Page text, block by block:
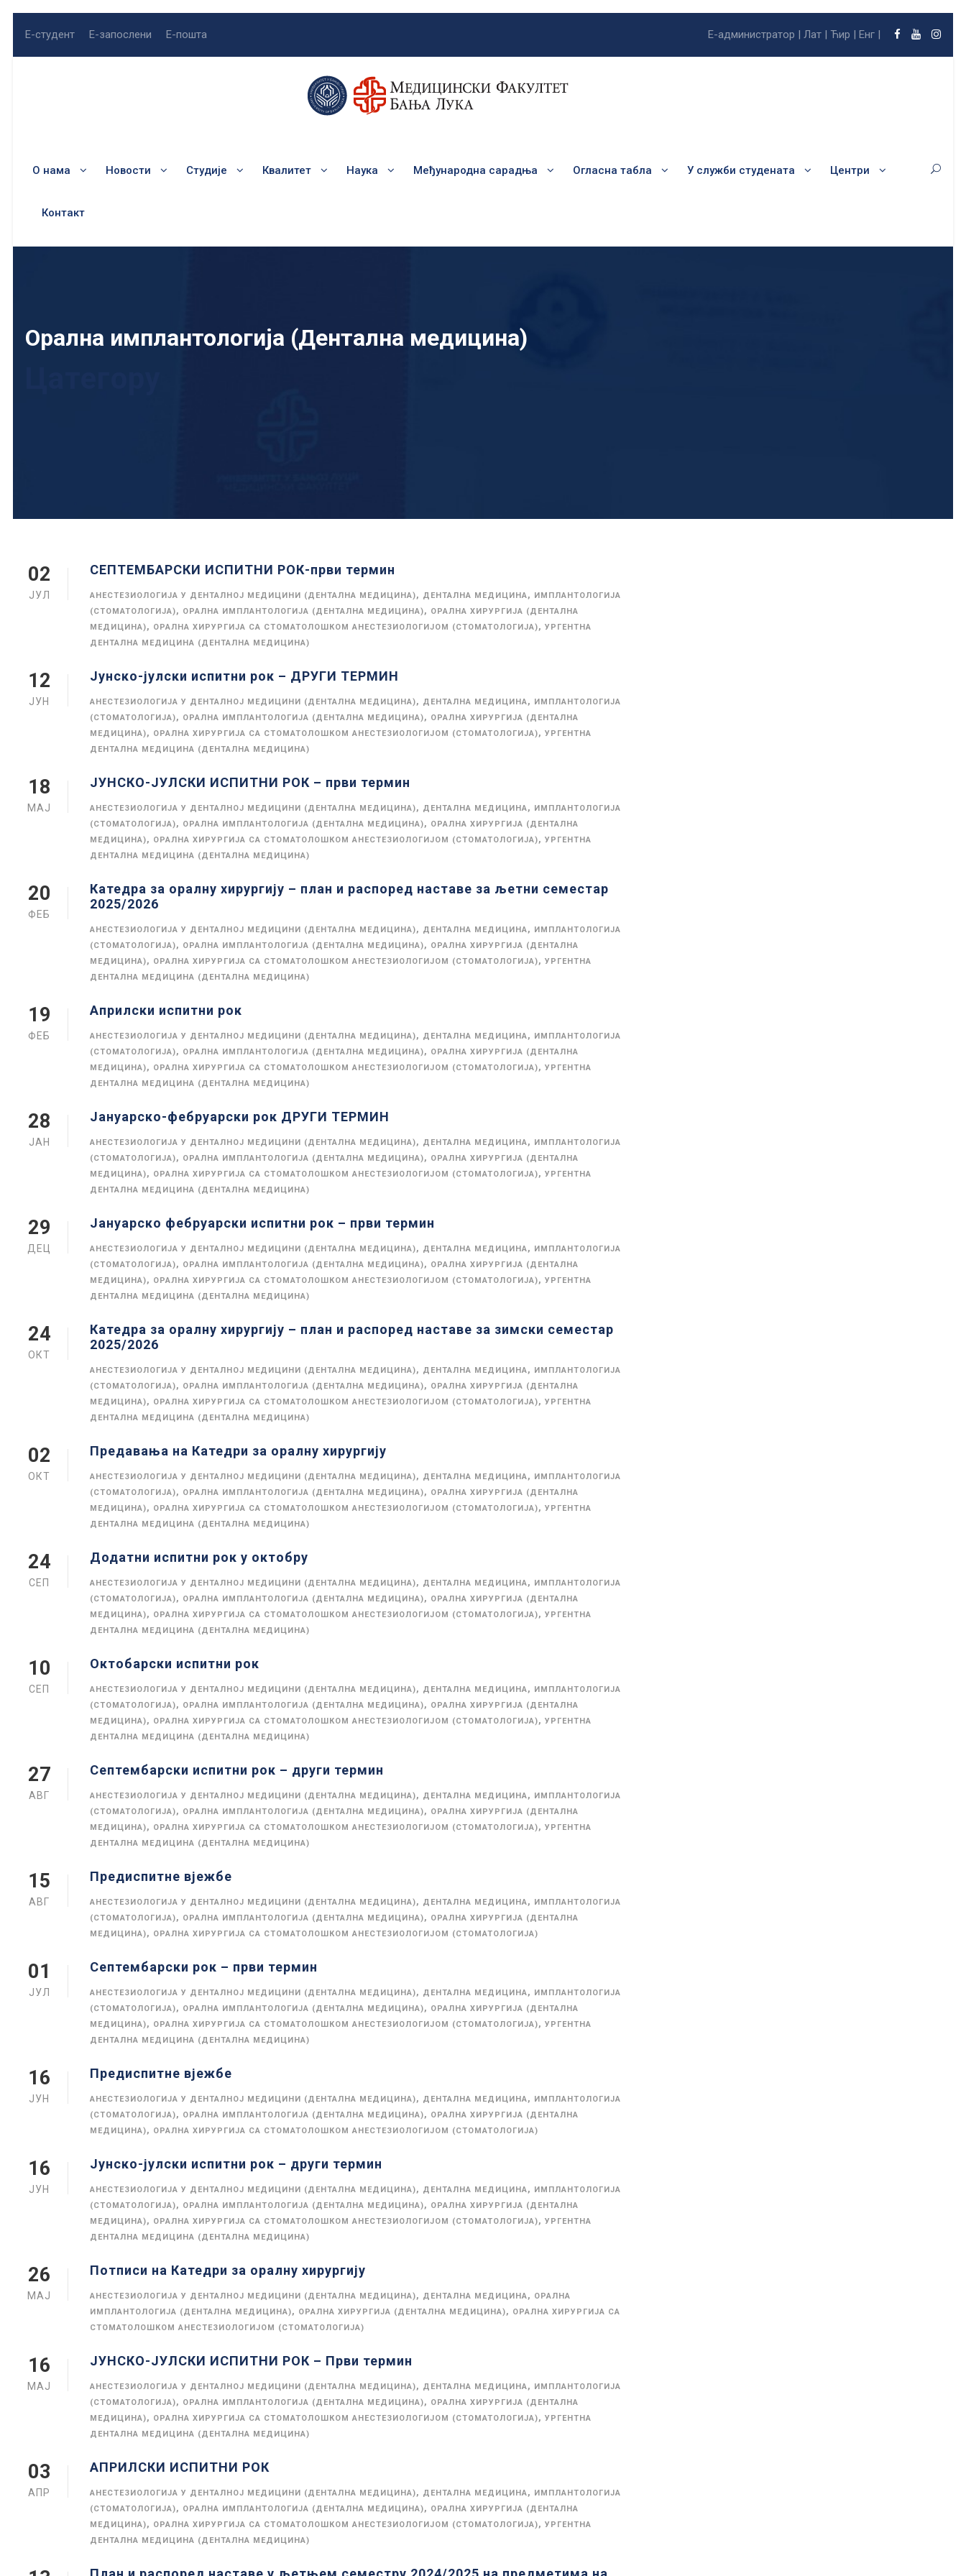
Е-студент Е-запослени Е-пошта Е-администратор | Лат | Ћир | Енг |
О нама Новости Студије Квалитет Наука Међународна сарадња Огласна табла У служби студената Центри
Контакт
Орална имплантологија (Дентална медицина)
02
ЈУЛ
СЕПТЕМБАРСКИ ИСПИТНИ РОК-први термин
АНЕСТЕЗИОЛОГИЈА У ДЕНТАЛНОЈ МЕДИЦИНИ (ДЕНТАЛНА МЕДИЦИНА), ДЕНТАЛНА МЕДИЦИНА, ИМПЛАНТОЛОГИЈА
(СТОМАТОЛОГИЈА), ОРАЛНА ИМПЛАНТОЛОГИЈА (ДЕНТАЛНА МЕДИЦИНА), ОРАЛНА ХИРУРГИЈА (ДЕНТАЛНА
МЕДИЦИНА), ОРАЛНА ХИРУРГИЈА СА СТОМАТОЛОШКОМ АНЕСТЕЗИОЛОГИЈОМ (СТОМАТОЛОГИЈА), УРГЕНТНА
ДЕНТАЛНА МЕДИЦИНА (ДЕНТАЛНА МЕДИЦИНА)
12
ЈУН
Јунско-јулски испитни рок – ДРУГИ ТЕРМИН
АНЕСТЕЗИОЛОГИЈА У ДЕНТАЛНОЈ МЕДИЦИНИ (ДЕНТАЛНА МЕДИЦИНА), ДЕНТАЛНА МЕДИЦИНА, ИМПЛАНТОЛОГИЈА
(СТОМАТОЛОГИЈА), ОРАЛНА ИМПЛАНТОЛОГИЈА (ДЕНТАЛНА МЕДИЦИНА), ОРАЛНА ХИРУРГИЈА (ДЕНТАЛНА
МЕДИЦИНА), ОРАЛНА ХИРУРГИЈА СА СТОМАТОЛОШКОМ АНЕСТЕЗИОЛОГИЈОМ (СТОМАТОЛОГИЈА), УРГЕНТНА
ДЕНТАЛНА МЕДИЦИНА (ДЕНТАЛНА МЕДИЦИНА)
18
МАЈ
ЈУНСКО-ЈУЛСКИ ИСПИТНИ РОК – први термин
АНЕСТЕЗИОЛОГИЈА У ДЕНТАЛНОЈ МЕДИЦИНИ (ДЕНТАЛНА МЕДИЦИНА), ДЕНТАЛНА МЕДИЦИНА, ИМПЛАНТОЛОГИЈА
(СТОМАТОЛОГИЈА), ОРАЛНА ИМПЛАНТОЛОГИЈА (ДЕНТАЛНА МЕДИЦИНА), ОРАЛНА ХИРУРГИЈА (ДЕНТАЛНА
МЕДИЦИНА), ОРАЛНА ХИРУРГИЈА СА СТОМАТОЛОШКОМ АНЕСТЕЗИОЛОГИЈОМ (СТОМАТОЛОГИЈА), УРГЕНТНА
ДЕНТАЛНА МЕДИЦИНА (ДЕНТАЛНА МЕДИЦИНА)
20
ФЕБ
Катедра за оралну хирургију – план и распоред наставе за љетни семестар
2025/2026
АНЕСТЕЗИОЛОГИЈА У ДЕНТАЛНОЈ МЕДИЦИНИ (ДЕНТАЛНА МЕДИЦИНА), ДЕНТАЛНА МЕДИЦИНА, ИМПЛАНТОЛОГИЈА
(СТОМАТОЛОГИЈА), ОРАЛНА ИМПЛАНТОЛОГИЈА (ДЕНТАЛНА МЕДИЦИНА), ОРАЛНА ХИРУРГИЈА (ДЕНТАЛНА
МЕДИЦИНА), ОРАЛНА ХИРУРГИЈА СА СТОМАТОЛОШКОМ АНЕСТЕЗИОЛОГИЈОМ (СТОМАТОЛОГИЈА), УРГЕНТНА
ДЕНТАЛНА МЕДИЦИНА (ДЕНТАЛНА МЕДИЦИНА)
19
ФЕБ
Априлски испитни рок
АНЕСТЕЗИОЛОГИЈА У ДЕНТАЛНОЈ МЕДИЦИНИ (ДЕНТАЛНА МЕДИЦИНА), ДЕНТАЛНА МЕДИЦИНА, ИМПЛАНТОЛОГИЈА
(СТОМАТОЛОГИЈА), ОРАЛНА ИМПЛАНТОЛОГИЈА (ДЕНТАЛНА МЕДИЦИНА), ОРАЛНА ХИРУРГИЈА (ДЕНТАЛНА
МЕДИЦИНА), ОРАЛНА ХИРУРГИЈА СА СТОМАТОЛОШКОМ АНЕСТЕЗИОЛОГИЈОМ (СТОМАТОЛОГИЈА), УРГЕНТНА
ДЕНТАЛНА МЕДИЦИНА (ДЕНТАЛНА МЕДИЦИНА)
28
ЈАН
Јануарско-фебруарски рок ДРУГИ ТЕРМИН
АНЕСТЕЗИОЛОГИЈА У ДЕНТАЛНОЈ МЕДИЦИНИ (ДЕНТАЛНА МЕДИЦИНА), ДЕНТАЛНА МЕДИЦИНА, ИМПЛАНТОЛОГИЈА
(СТОМАТОЛОГИЈА), ОРАЛНА ИМПЛАНТОЛОГИЈА (ДЕНТАЛНА МЕДИЦИНА), ОРАЛНА ХИРУРГИЈА (ДЕНТАЛНА
МЕДИЦИНА), ОРАЛНА ХИРУРГИЈА СА СТОМАТОЛОШКОМ АНЕСТЕЗИОЛОГИЈОМ (СТОМАТОЛОГИЈА), УРГЕНТНА
ДЕНТАЛНА МЕДИЦИНА (ДЕНТАЛНА МЕДИЦИНА)
29
ДЕЦ
Јануарско фебруарски испитни рок – први термин
АНЕСТЕЗИОЛОГИЈА У ДЕНТАЛНОЈ МЕДИЦИНИ (ДЕНТАЛНА МЕДИЦИНА), ДЕНТАЛНА МЕДИЦИНА, ИМПЛАНТОЛОГИЈА
(СТОМАТОЛОГИЈА), ОРАЛНА ИМПЛАНТОЛОГИЈА (ДЕНТАЛНА МЕДИЦИНА), ОРАЛНА ХИРУРГИЈА (ДЕНТАЛНА
МЕДИЦИНА), ОРАЛНА ХИРУРГИЈА СА СТОМАТОЛОШКОМ АНЕСТЕЗИОЛОГИЈОМ (СТОМАТОЛОГИЈА), УРГЕНТНА
ДЕНТАЛНА МЕДИЦИНА (ДЕНТАЛНА МЕДИЦИНА)
24
ОКТ
Катедра за оралну хирургију – план и распоред наставе за зимски семестар
2025/2026
АНЕСТЕЗИОЛОГИЈА У ДЕНТАЛНОЈ МЕДИЦИНИ (ДЕНТАЛНА МЕДИЦИНА), ДЕНТАЛНА МЕДИЦИНА, ИМПЛАНТОЛОГИЈА
(СТОМАТОЛОГИЈА), ОРАЛНА ИМПЛАНТОЛОГИЈА (ДЕНТАЛНА МЕДИЦИНА), ОРАЛНА ХИРУРГИЈА (ДЕНТАЛНА
МЕДИЦИНА), ОРАЛНА ХИРУРГИЈА СА СТОМАТОЛОШКОМ АНЕСТЕЗИОЛОГИЈОМ (СТОМАТОЛОГИЈА), УРГЕНТНА
ДЕНТАЛНА МЕДИЦИНА (ДЕНТАЛНА МЕДИЦИНА)
02
ОКТ
Предавања на Катедри за оралну хирургију
АНЕСТЕЗИОЛОГИЈА У ДЕНТАЛНОЈ МЕДИЦИНИ (ДЕНТАЛНА МЕДИЦИНА), ДЕНТАЛНА МЕДИЦИНА, ИМПЛАНТОЛОГИЈА
(СТОМАТОЛОГИЈА), ОРАЛНА ИМПЛАНТОЛОГИЈА (ДЕНТАЛНА МЕДИЦИНА), ОРАЛНА ХИРУРГИЈА (ДЕНТАЛНА
МЕДИЦИНА), ОРАЛНА ХИРУРГИЈА СА СТОМАТОЛОШКОМ АНЕСТЕЗИОЛОГИЈОМ (СТОМАТОЛОГИЈА), УРГЕНТНА
ДЕНТАЛНА МЕДИЦИНА (ДЕНТАЛНА МЕДИЦИНА)
24
СЕП
Додатни испитни рок у октобру
АНЕСТЕЗИОЛОГИЈА У ДЕНТАЛНОЈ МЕДИЦИНИ (ДЕНТАЛНА МЕДИЦИНА), ДЕНТАЛНА МЕДИЦИНА, ИМПЛАНТОЛОГИЈА
(СТОМАТОЛОГИЈА), ОРАЛНА ИМПЛАНТОЛОГИЈА (ДЕНТАЛНА МЕДИЦИНА), ОРАЛНА ХИРУРГИЈА (ДЕНТАЛНА
МЕДИЦИНА), ОРАЛНА ХИРУРГИЈА СА СТОМАТОЛОШКОМ АНЕСТЕЗИОЛОГИЈОМ (СТОМАТОЛОГИЈА), УРГЕНТНА
ДЕНТАЛНА МЕДИЦИНА (ДЕНТАЛНА МЕДИЦИНА)
10
СЕП
Октобарски испитни рок
АНЕСТЕЗИОЛОГИЈА У ДЕНТАЛНОЈ МЕДИЦИНИ (ДЕНТАЛНА МЕДИЦИНА), ДЕНТАЛНА МЕДИЦИНА, ИМПЛАНТОЛОГИЈА
(СТОМАТОЛОГИЈА), ОРАЛНА ИМПЛАНТОЛОГИЈА (ДЕНТАЛНА МЕДИЦИНА), ОРАЛНА ХИРУРГИЈА (ДЕНТАЛНА
МЕДИЦИНА), ОРАЛНА ХИРУРГИЈА СА СТОМАТОЛОШКОМ АНЕСТЕЗИОЛОГИЈОМ (СТОМАТОЛОГИЈА), УРГЕНТНА
ДЕНТАЛНА МЕДИЦИНА (ДЕНТАЛНА МЕДИЦИНА)
27
АВГ
Септембарски испитни рок – други термин
АНЕСТЕЗИОЛОГИЈА У ДЕНТАЛНОЈ МЕДИЦИНИ (ДЕНТАЛНА МЕДИЦИНА), ДЕНТАЛНА МЕДИЦИНА, ИМПЛАНТОЛОГИЈА
(СТОМАТОЛОГИЈА), ОРАЛНА ИМПЛАНТОЛОГИЈА (ДЕНТАЛНА МЕДИЦИНА), ОРАЛНА ХИРУРГИЈА (ДЕНТАЛНА
МЕДИЦИНА), ОРАЛНА ХИРУРГИЈА СА СТОМАТОЛОШКОМ АНЕСТЕЗИОЛОГИЈОМ (СТОМАТОЛОГИЈА), УРГЕНТНА
ДЕНТАЛНА МЕДИЦИНА (ДЕНТАЛНА МЕДИЦИНА)
15
АВГ
Предиспитне вјежбе
АНЕСТЕЗИОЛОГИЈА У ДЕНТАЛНОЈ МЕДИЦИНИ (ДЕНТАЛНА МЕДИЦИНА), ДЕНТАЛНА МЕДИЦИНА, ИМПЛАНТОЛОГИЈА
(СТОМАТОЛОГИЈА), ОРАЛНА ИМПЛАНТОЛОГИЈА (ДЕНТАЛНА МЕДИЦИНА), ОРАЛНА ХИРУРГИЈА (ДЕНТАЛНА
МЕДИЦИНА), ОРАЛНА ХИРУРГИЈА СА СТОМАТОЛОШКОМ АНЕСТЕЗИОЛОГИЈОМ (СТОМАТОЛОГИЈА)
01
ЈУЛ
Септембарски рок – први термин
АНЕСТЕЗИОЛОГИЈА У ДЕНТАЛНОЈ МЕДИЦИНИ (ДЕНТАЛНА МЕДИЦИНА), ДЕНТАЛНА МЕДИЦИНА, ИМПЛАНТОЛОГИЈА
(СТОМАТОЛОГИЈА), ОРАЛНА ИМПЛАНТОЛОГИЈА (ДЕНТАЛНА МЕДИЦИНА), ОРАЛНА ХИРУРГИЈА (ДЕНТАЛНА
МЕДИЦИНА), ОРАЛНА ХИРУРГИЈА СА СТОМАТОЛОШКОМ АНЕСТЕЗИОЛОГИЈОМ (СТОМАТОЛОГИЈА), УРГЕНТНА
ДЕНТАЛНА МЕДИЦИНА (ДЕНТАЛНА МЕДИЦИНА)
16
ЈУН
Предиспитне вјежбе
АНЕСТЕЗИОЛОГИЈА У ДЕНТАЛНОЈ МЕДИЦИНИ (ДЕНТАЛНА МЕДИЦИНА), ДЕНТАЛНА МЕДИЦИНА, ИМПЛАНТОЛОГИЈА
(СТОМАТОЛОГИЈА), ОРАЛНА ИМПЛАНТОЛОГИЈА (ДЕНТАЛНА МЕДИЦИНА), ОРАЛНА ХИРУРГИЈА (ДЕНТАЛНА
МЕДИЦИНА), ОРАЛНА ХИРУРГИЈА СА СТОМАТОЛОШКОМ АНЕСТЕЗИОЛОГИЈОМ (СТОМАТОЛОГИЈА)
16
ЈУН
Јунско-јулски испитни рок – други термин
АНЕСТЕЗИОЛОГИЈА У ДЕНТАЛНОЈ МЕДИЦИНИ (ДЕНТАЛНА МЕДИЦИНА), ДЕНТАЛНА МЕДИЦИНА, ИМПЛАНТОЛОГИЈА
(СТОМАТОЛОГИЈА), ОРАЛНА ИМПЛАНТОЛОГИЈА (ДЕНТАЛНА МЕДИЦИНА), ОРАЛНА ХИРУРГИЈА (ДЕНТАЛНА
МЕДИЦИНА), ОРАЛНА ХИРУРГИЈА СА СТОМАТОЛОШКОМ АНЕСТЕЗИОЛОГИЈОМ (СТОМАТОЛОГИЈА), УРГЕНТНА
ДЕНТАЛНА МЕДИЦИНА (ДЕНТАЛНА МЕДИЦИНА)
26
МАЈ
Потписи на Катедри за оралну хирургију
АНЕСТЕЗИОЛОГИЈА У ДЕНТАЛНОЈ МЕДИЦИНИ (ДЕНТАЛНА МЕДИЦИНА), ДЕНТАЛНА МЕДИЦИНА, ОРАЛНА
ИМПЛАНТОЛОГИЈА (ДЕНТАЛНА МЕДИЦИНА), ОРАЛНА ХИРУРГИЈА (ДЕНТАЛНА МЕДИЦИНА), ОРАЛНА ХИРУРГИЈА СА
СТОМАТОЛОШКОМ АНЕСТЕЗИОЛОГИЈОМ (СТОМАТОЛОГИЈА)
16
МАЈ
ЈУНСКО-ЈУЛСКИ ИСПИТНИ РОК – Први термин
АНЕСТЕЗИОЛОГИЈА У ДЕНТАЛНОЈ МЕДИЦИНИ (ДЕНТАЛНА МЕДИЦИНА), ДЕНТАЛНА МЕДИЦИНА, ИМПЛАНТОЛОГИЈА
(СТОМАТОЛОГИЈА), ОРАЛНА ИМПЛАНТОЛОГИЈА (ДЕНТАЛНА МЕДИЦИНА), ОРАЛНА ХИРУРГИЈА (ДЕНТАЛНА
МЕДИЦИНА), ОРАЛНА ХИРУРГИЈА СА СТОМАТОЛОШКОМ АНЕСТЕЗИОЛОГИЈОМ (СТОМАТОЛОГИЈА), УРГЕНТНА
ДЕНТАЛНА МЕДИЦИНА (ДЕНТАЛНА МЕДИЦИНА)
03
АПР
АПРИЛСКИ ИСПИТНИ РОК
АНЕСТЕЗИОЛОГИЈА У ДЕНТАЛНОЈ МЕДИЦИНИ (ДЕНТАЛНА МЕДИЦИНА), ДЕНТАЛНА МЕДИЦИНА, ИМПЛАНТОЛОГИЈА
(СТОМАТОЛОГИЈА), ОРАЛНА ИМПЛАНТОЛОГИЈА (ДЕНТАЛНА МЕДИЦИНА), ОРАЛНА ХИРУРГИЈА (ДЕНТАЛНА
МЕДИЦИНА), ОРАЛНА ХИРУРГИЈА СА СТОМАТОЛОШКОМ АНЕСТЕЗИОЛОГИЈОМ (СТОМАТОЛОГИЈА), УРГЕНТНА
ДЕНТАЛНА МЕДИЦИНА (ДЕНТАЛНА МЕДИЦИНА)